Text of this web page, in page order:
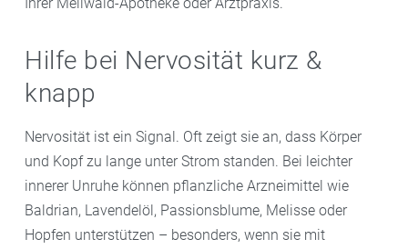
Hilfe bei Nervosität kurz &
knapp
Nervosität ist ein Signal. Oft zeigt sie an, dass Körper
und Kopf zu lange unter Strom standen. Bei leichter
innerer Unruhe können pflanzliche Arzneimittel wie
Baldrian, Lavendelöl, Passionsblume, Melisse oder
Hopfen unterstützen – besonders, wenn sie mit